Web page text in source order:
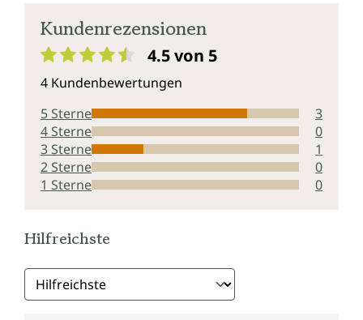
Kundenrezensionen
4.5 von 5
4 Kundenbewertungen
5 Sterne
3
4 Sterne
0
3 Sterne
1
2 Sterne
0
1 Sterne
0
Hilfreichste